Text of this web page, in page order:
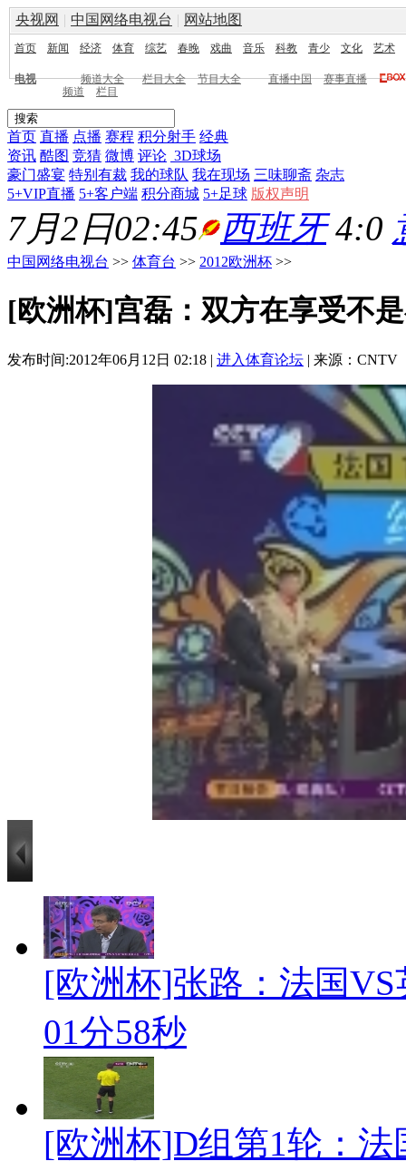
央视网 | 中国网络电视台 | 网站地图
首页 新闻 经济 体育 综艺 春晚 戏曲 音乐 科教 青少 文化 艺术
电视 频道大全 栏目大全 节目大全 直播中国
赛事直播
频道
栏目
首页 直播 点播 赛程 积分射手 经典
资讯 酷图 竞猜 微博 评论 3D球场
豪门盛宴 特别有裁 我的球队 我在现场 三味聊斋 杂志
5+VIP直播 5+客户端 积分商城 5+足球 版权声明
7月2日02:45 西班牙4:0
中国网络电视台 >> 体育台 >> 2012欧洲杯 >>
[欧洲杯]宫磊：双方在享受不
发布时间:2012年06月12日 02:18 | 进入体育论坛 | 来源：CNTV
[欧洲杯]张路：法国
01分58秒
[欧洲杯]D组第1轮：法